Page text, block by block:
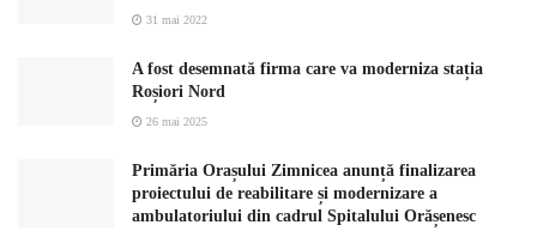
31 mai 2022
A fost desemnată firma care va moderniza stația
Roșiori Nord
26 mai 2025
Primăria Orașului Zimnicea anunță finalizarea
proiectului de reabilitare și modernizare a
ambulatoriului din cadrul Spitalului Orășenesc